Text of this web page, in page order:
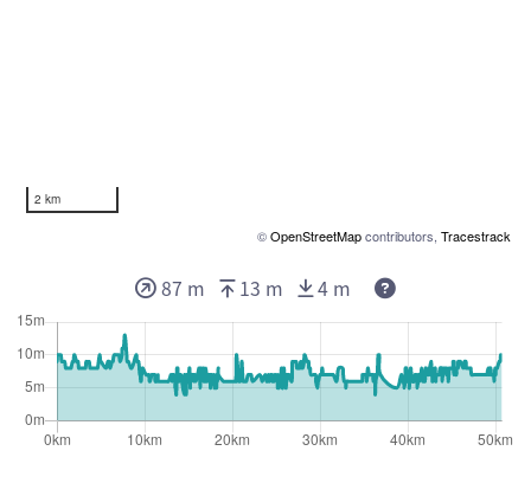
2 km
©OpenStreetMapcontributors, Tracestrack
87 m 13 m 4 m